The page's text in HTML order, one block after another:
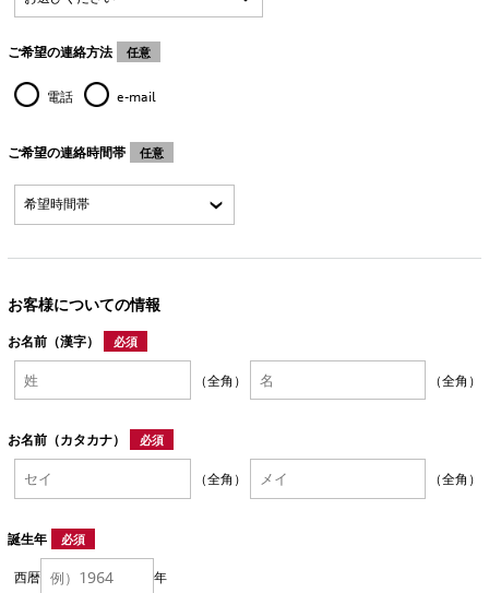
ご希望の連絡方法 任意
電話 e-mail
ご希望の連絡時間帯 任意
お客様についての情報
お名前（漢字） 必須
（全角） （全角）
お名前（カタカナ） 必須
（全角） （全角）
誕生年 必須
西暦 年